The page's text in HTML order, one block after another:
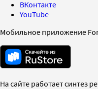
ВКонтакте
YouTube
Мобильное приложение
На сайте работает синтез